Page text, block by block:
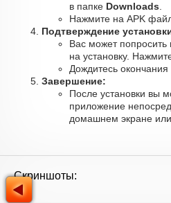
в папке Downloads
Нажмите на APK
Подтверждение
Вас может попросить
на установку.
Дождитесь окончания
Завершение:
После установки вы
приложение
домашнем экране
Скриншоты: